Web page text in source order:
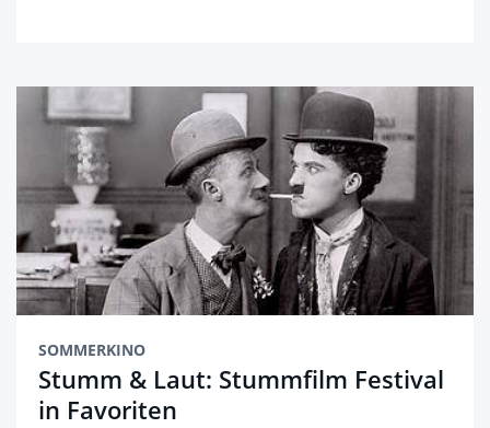
SOMMERKINO
Stumm & Laut: Stummfilm Festival
in Favoriten